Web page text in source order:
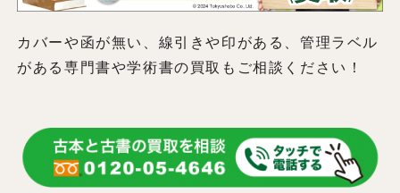
カバーや函が無い、線引きや印がある、管理ラベル
がある専門書や学術書の買取もご相談ください！